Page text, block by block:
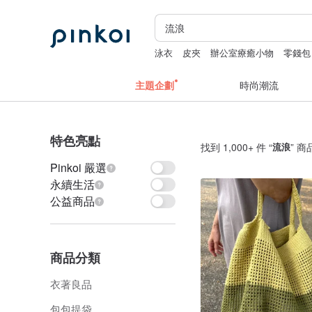
泳衣 皮夾 辦公室療癒小物 零錢包
主題企劃 時尚潮流
特色亮點
Pinkoi 嚴選
永續生活
公益商品
商品分類
衣著良品
包包提袋
找到 1,000+ 件 “流浪” 商